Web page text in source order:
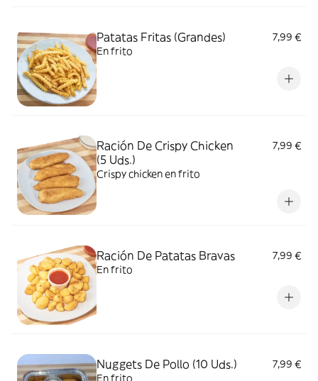
Patatas Fritas (Grandes)
7,99 €
En frito
Ración De Crispy Chicken
(5 Uds.)
7,99 €
Crispy chicken en frito
Ración De Patatas Bravas
7,99 €
En frito
Nuggets De Pollo (10 Uds.)
7,99 €
En frito